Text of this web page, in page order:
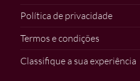
Política de privacidade
Termos e condições
Classifique a sua experiência